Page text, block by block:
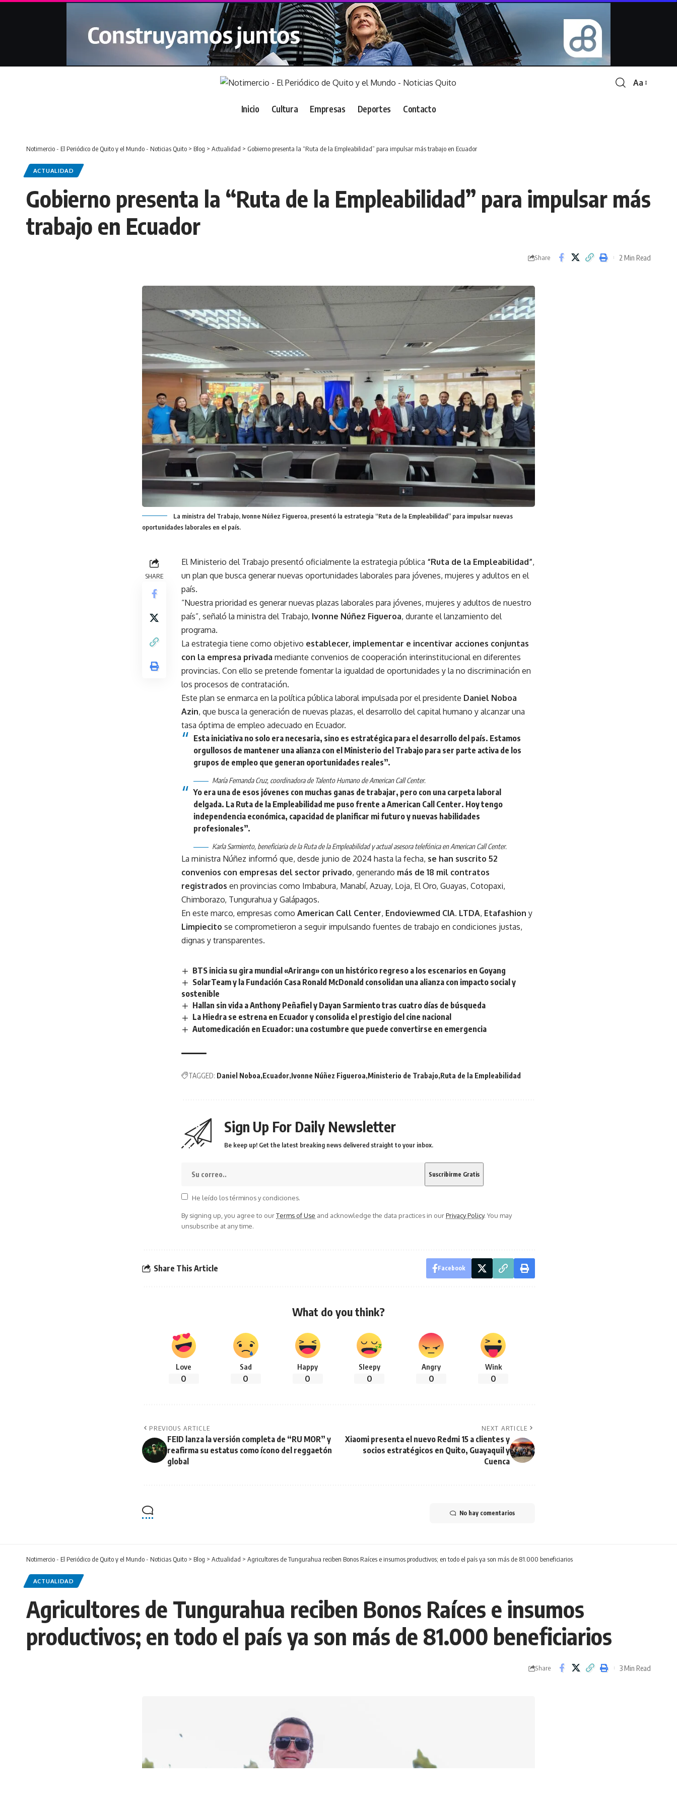
Font
Aa
Inicio Cultura Empresas Deportes Contacto
Notimercio - El Periódico de Quito y el Mundo - Noticias Quito > Blog > Actualidad > Gobierno presenta la “Ruta de la Empleabilidad” para impulsar más trabajo en Ecuador
ACTUALIDAD
Gobierno presenta la “Ruta de la Empleabilidad” para impulsar más
trabajo en Ecuador
Share 2 Min Read
La ministra del Trabajo, Ivonne Núñez Figueroa, presentó la estrategia “Ruta de la Empleabilidad” para impulsar nuevas
oportunidades laborales en el país.
SHARE
El Ministerio del Trabajo presentó oficialmente la estrategia pública “Ruta de la Empleabilidad”,
un plan que busca generar nuevas oportunidades laborales para jóvenes, mujeres y adultos en el
país.
“Nuestra prioridad es generar nuevas plazas laborales para jóvenes, mujeres y adultos de nuestro
país”, señaló la ministra del Trabajo, Ivonne Núñez Figueroa, durante el lanzamiento del
programa.
La estrategia tiene como objetivo establecer, implementar e incentivar acciones conjuntas
con la empresa privada mediante convenios de cooperación interinstitucional en diferentes
provincias. Con ello se pretende fomentar la igualdad de oportunidades y la no discriminación en
los procesos de contratación.
Este plan se enmarca en la política pública laboral impulsada por el presidente Daniel Noboa
Azin, que busca la generación de nuevas plazas, el desarrollo del capital humano y alcanzar una
tasa óptima de empleo adecuado en Ecuador.
Esta iniciativa no solo era necesaria, sino es estratégica para el desarrollo del país. Estamos
orgullosos de mantener una alianza con el Ministerio del Trabajo para ser parte activa de los
grupos de empleo que generan oportunidades reales”.
María Fernanda Cruz, coordinadora de Talento Humano de American Call Center.
Yo era una de esos jóvenes con muchas ganas de trabajar, pero con una carpeta laboral
delgada. La Ruta de la Empleabilidad me puso frente a American Call Center. Hoy tengo
independencia económica, capacidad de planificar mi futuro y nuevas habilidades
profesionales”.
Karla Sarmiento, beneficiaria de la Ruta de la Empleabilidad y actual asesora telefónica en American Call Center.
La ministra Núñez informó que, desde junio de 2024 hasta la fecha, se han suscrito 52
convenios con empresas del sector privado, generando más de 18 mil contratos
registrados en provincias como Imbabura, Manabí, Azuay, Loja, El Oro, Guayas, Cotopaxi,
Chimborazo, Tungurahua y Galápagos.
En este marco, empresas como American Call Center, Endoviewmed CIA. LTDA, Etafashion y
Limpiecito se comprometieron a seguir impulsando fuentes de trabajo en condiciones justas,
dignas y transparentes.
BTS inicia su gira mundial «Arirang» con un histórico regreso a los escenarios en Goyang
SolarTeam y la Fundación Casa Ronald McDonald consolidan una alianza con impacto social y
sostenible
Hallan sin vida a Anthony Peñafiel y Dayan Sarmiento tras cuatro días de búsqueda
La Hiedra se estrena en Ecuador y consolida el prestigio del cine nacional
Automedicación en Ecuador: una costumbre que puede convertirse en emergencia
TAGGED: Daniel Noboa Ecuador Ivonne Núñez Figueroa Ministerio de Trabajo Ruta de la Empleabilidad
Sign Up For Daily Newsletter
Be keep up! Get the latest breaking news delivered straight to your inbox.
He leído los términos y condiciones.
By signing up, you agree to ourTerms of Use and acknowledge the data practices in ourPrivacy Policy. You may
unsubscribe at any time.
Share This Article Facebook
What do you think?
Love
0
Sad
0
Happy
0
Sleepy
0
Angry
0
Wink
0
PREVIOUS ARTICLE
FEID lanza la versión completa de “RU MOR” y
reafirma su estatus como ícono del reggaetón
global
NEXT ARTICLE
Xiaomi presenta el nuevo Redmi 15 a clientes y
socios estratégicos en Quito, Guayaquil y
Cuenca
No hay comentarios
Notimercio - El Periódico de Quito y el Mundo - Noticias Quito > Blog > Actualidad > Agricultores de Tungurahua reciben Bonos Raíces e insumos productivos; en todo el país ya son más de 81.000 beneficiarios
ACTUALIDAD
Agricultores de Tungurahua reciben Bonos Raíces e insumos
productivos; en todo el país ya son más de 81.000 beneficiarios
Share 3 Min Read